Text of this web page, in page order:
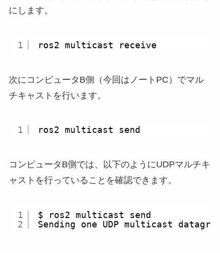
にします。
1 ros2 multicast receive
次にコンピュータB側（今回はノートPC）でマル
チキャストを行います。
1 ros2 multicast send
コンピュータB側では、以下のようにUDPマルチキ
ャストを行っていることを確認できます。
1
2
$ ros2 multicast send
Sending one UDP multicast